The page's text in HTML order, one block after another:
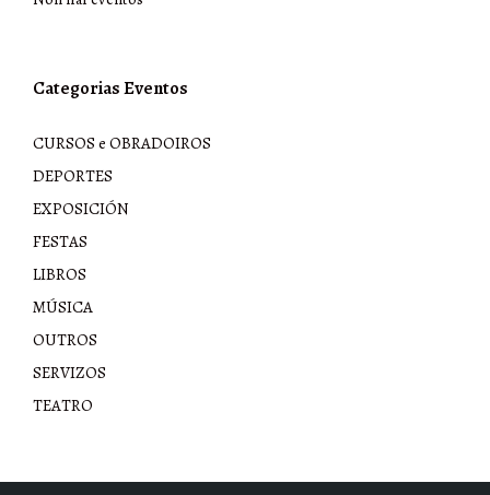
Categorias Eventos
CURSOS e OBRADOIROS
DEPORTES
EXPOSICIÓN
FESTAS
LIBROS
MÚSICA
OUTROS
SERVIZOS
TEATRO